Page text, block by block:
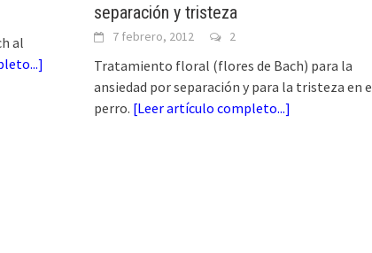
al
]
separación y tristeza
7 febrero, 2012 2
Tratamiento floral (flores de Bach) para la
ansiedad por separación y para la tristeza en
perro. [Leer artículo completo...]